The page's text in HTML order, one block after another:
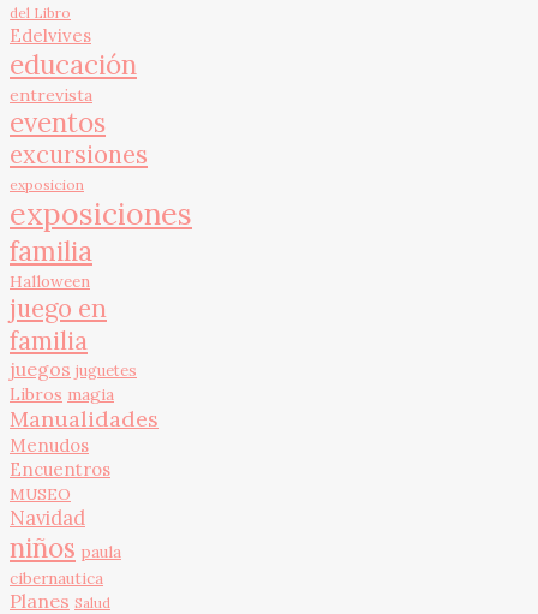
del Libro
Edelvives
educación
entrevista
eventos
excursiones
exposicion
exposiciones
familia
Halloween
juego en
familia
juegos juguetes
Libros magia
Manualidades
Menudos
Encuentros
MUSEO
Navidad
niños paula
cibernautica
Planes Salud